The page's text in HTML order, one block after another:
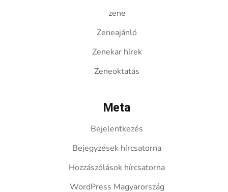
zene
Zeneajánló
Zenekar hírek
Zeneoktatás
Meta
Bejelentkezés
Bejegyzések hírcsatorna
Hozzászólások hírcsatorna
WordPress Magyarország